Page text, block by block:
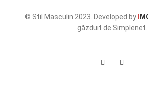
© Stil Masculin 2023. Developed by
găzduit de Simplenet.